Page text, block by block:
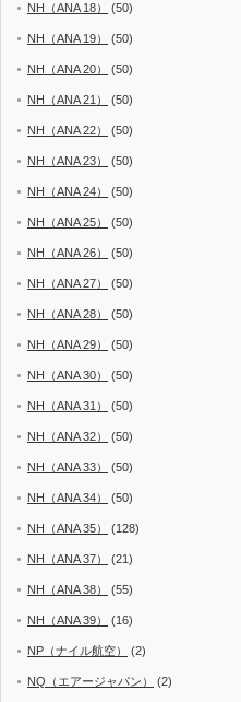
NH（ANA 18） (50)
NH（ANA 19） (50)
NH（ANA 20） (50)
NH（ANA 21） (50)
NH（ANA 22） (50)
NH（ANA 23） (50)
NH（ANA 24） (50)
NH（ANA 25） (50)
NH（ANA 26） (50)
NH（ANA 27） (50)
NH（ANA 28） (50)
NH（ANA 29） (50)
NH（ANA 30） (50)
NH（ANA 31） (50)
NH（ANA 32） (50)
NH（ANA 33） (50)
NH（ANA 34） (50)
NH（ANA 35） (128)
NH（ANA 37） (21)
NH（ANA 38） (55)
NH（ANA 39） (16)
NP（ナイル航空） (2)
NQ（エアージャパン） (2)